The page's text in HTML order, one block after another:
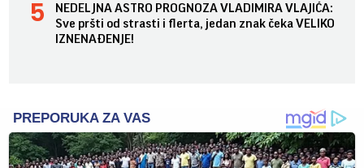
NEDELJNA ASTRO PROGNOZA VLADIMIRA VLAJIĆA:
Sve pršti od strasti i flerta, jedan znak čeka VELIKO
IZNENAĐENJE!